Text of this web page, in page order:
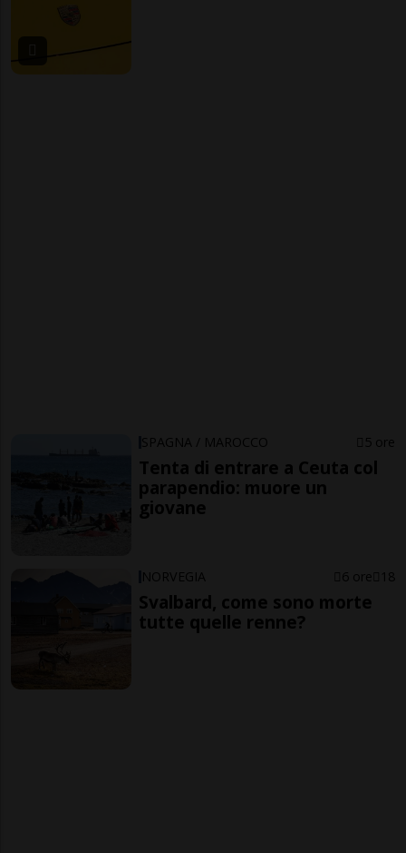
SPAGNA / MAROCCO 5 ore
Tenta di entrare a Ceuta col
parapendio: muore un
giovane
NORVEGIA 6 ore 18
Svalbard, come sono morte
tutte quelle renne?